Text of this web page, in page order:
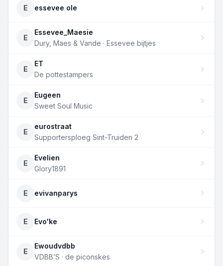
E essevee ole
E
Essevee_Maesie
Dury, Maes & Vande · Essevee bijtjes
E
ET
De pottestampers
E
Eugeen
Sweet Soul Music
E
eurostraat
Supportersploeg Sint-Truiden 2
E
Evelien
Glory1891
E evivanparys
E Evo'ke
E
Ewoudvdbb
VDBB’S · de piconskes